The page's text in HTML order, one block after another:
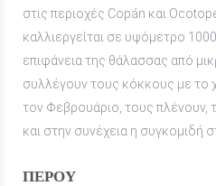
στις περιοχές Copán και
καλλιεργείται σε υψόμετρο
επιφάνεια της θάλασσας από
συλλέγουν τους κόκκους με το
τον Φεβρουάριο, τους πλένουν,
και στην συνέχεια η συγκομιδή
ΠΕΡΟΥ